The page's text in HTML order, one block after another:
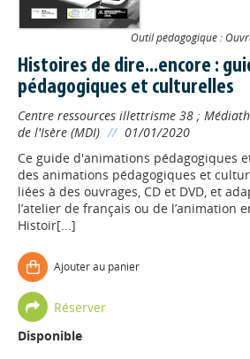
Outil pédagogique :
Histoires de dire...encore :
pédagogiques et culturelles
Centre ressources illettrisme 38 ;
de l'Isère (MDI) // 01/01/2020
Ce guide d'animations pédagogiques
des animations pédagogiques et
liées à des ouvrages, CD et DVD, et
l’atelier de français ou de l’animation
Histoir[...]
Ajouter au panier
Réserver
Disponible